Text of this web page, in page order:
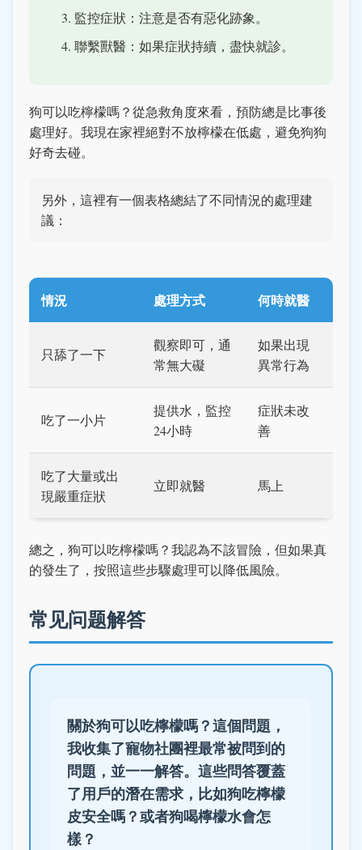
監控症狀：注意是否有惡化跡象。
聯繫獸醫：如果症狀持續，盡快就診。
狗可以吃檸檬嗎？從急救角度來看，預防總是比事後
處理好。我現在家裡絕對不放檸檬在低處，避免狗狗
好奇去碰。
另外，這裡有一個表格總結了不同情況的處理建
議：
情況 處理方式 何時就醫
只舔了一下
觀察即可，通
常無大礙
如果出現
異常行為
吃了一小片
提供水，監控
24小時
症狀未改
善
吃了大量或出
現嚴重症狀
立即就醫 馬上
總之，狗可以吃檸檬嗎？我認為不該冒險，但如果真
的發生了，按照這些步驟處理可以降低風險。
常见问题解答
關於狗可以吃檸檬嗎？這個問題，
我收集了寵物社團裡最常被問到的
問題，並一一解答。這些問答覆蓋
了用戶的潛在需求，比如狗吃檸檬
皮安全嗎？或者狗喝檸檬水會怎
樣？